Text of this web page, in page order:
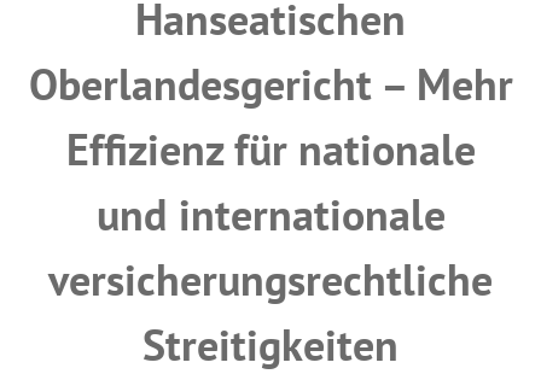
Hanseatischen
Oberlandesgericht – Mehr
Effizienz für nationale
und internationale
versicherungsrechtliche
Streitigkeiten